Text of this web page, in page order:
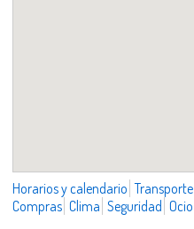
Horarios y calendario Transporte
Compras Clima Seguridad Ocio